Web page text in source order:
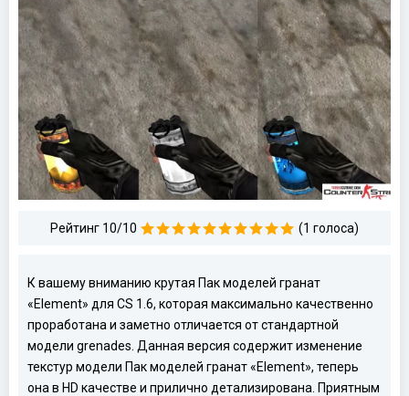
Рейтинг 10/10 (1 голоса)
К вашему вниманию крутая Пак моделей гранат
«Element» для CS 1.6, которая максимально качественно
проработана и заметно отличается от стандартной
модели grenades. Данная версия содержит изменение
текстур модели Пак моделей гранат «Element», теперь
она в HD качестве и прилично детализирована. Приятным